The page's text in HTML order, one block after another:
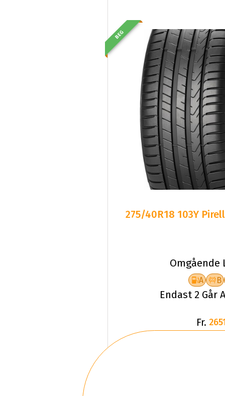
BEG
275/40R18 103Y
Omgående
A B
Endast 2 Går
Fr.